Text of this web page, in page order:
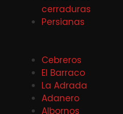
cerraduras
Persianas
Cebreros
El Barraco
La Adrada
Adanero
Albornos